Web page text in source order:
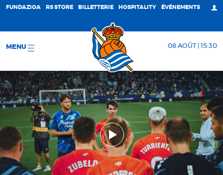
FUNDAZIOA RS STORE BILLETTERIE HOSPITALITY ÉVÉNEMENTS
MENU 08 AOÛT | 15:30